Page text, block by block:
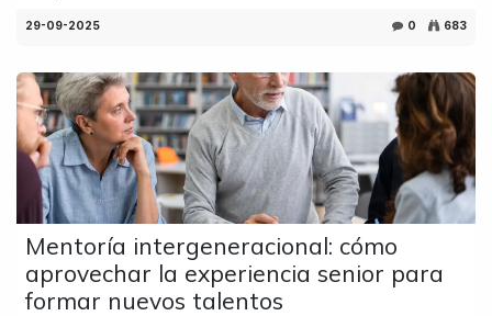
29-09-2025 0 683
Mentoría intergeneracional: cómo
aprovechar la experiencia senior para
formar nuevos talentos